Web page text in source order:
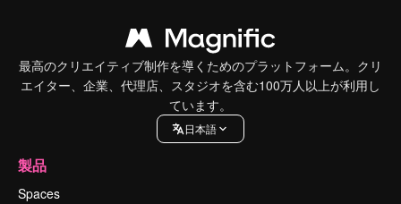
最高のクリエイティブ制作を導くためのプラットフォーム。クリ
エイター、企業、代理店、スタジオを含む100万人以上が利用し
ています。
日本語
製品
Spaces